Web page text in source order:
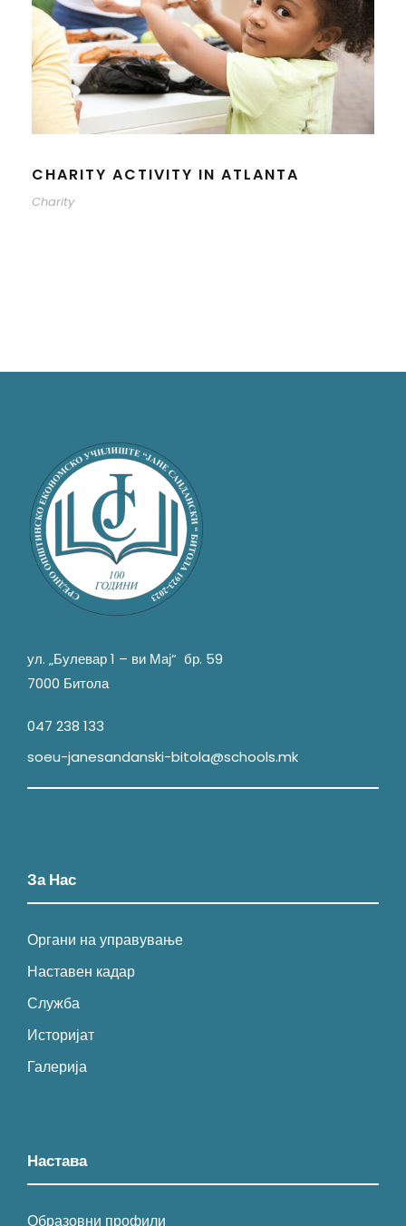
CHARITY ACTIVITY IN ATLANTA
Charity
ул. „Булевар 1 – ви Мај“ бр. 59
7000 Битола
047 238 133
soeu-janesandanski-bitola@schools.mk
За Нас
Органи на управување
Наставен кадар
Служба
Историјат
Галерија
Настава
Образовни профили